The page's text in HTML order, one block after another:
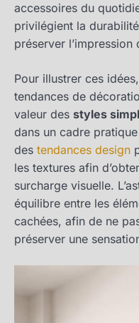
accessoires du
privilégient la
préserver l’impression
Pour illustrer ces
tendances de
valeur des styles
dans un cadre
des tendances design
les textures afin
surcharge visuelle.
équilibre entre les
cachées, afin de ne
préserver une